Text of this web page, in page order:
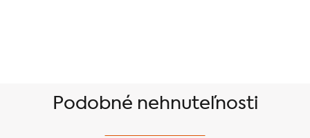
Podobné nehnuteľnosti